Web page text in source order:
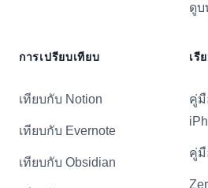
ดู
การเปรียบเทียบ
เทียบกับ Notion
เทียบกับ Evernote
เทียบกับ Obsidian
เรี
คู่มื
คู่มื